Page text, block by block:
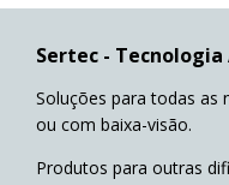
Sertec - Tecnologia
Soluções para todas as
ou com baixa-visão.
Produtos para outras